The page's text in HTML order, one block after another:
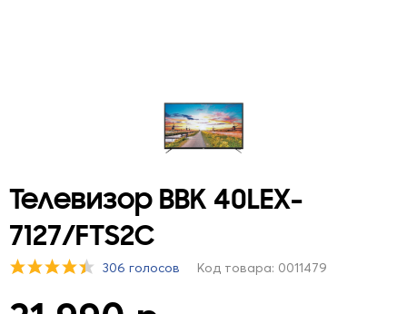
Телевизор BBK 40LEX-
7127/FTS2C
306 голосов Код товара: 0011479